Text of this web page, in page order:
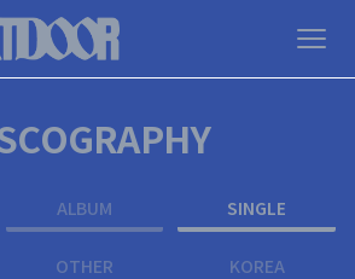
ALBUM SINGLE
OTHER KOREA